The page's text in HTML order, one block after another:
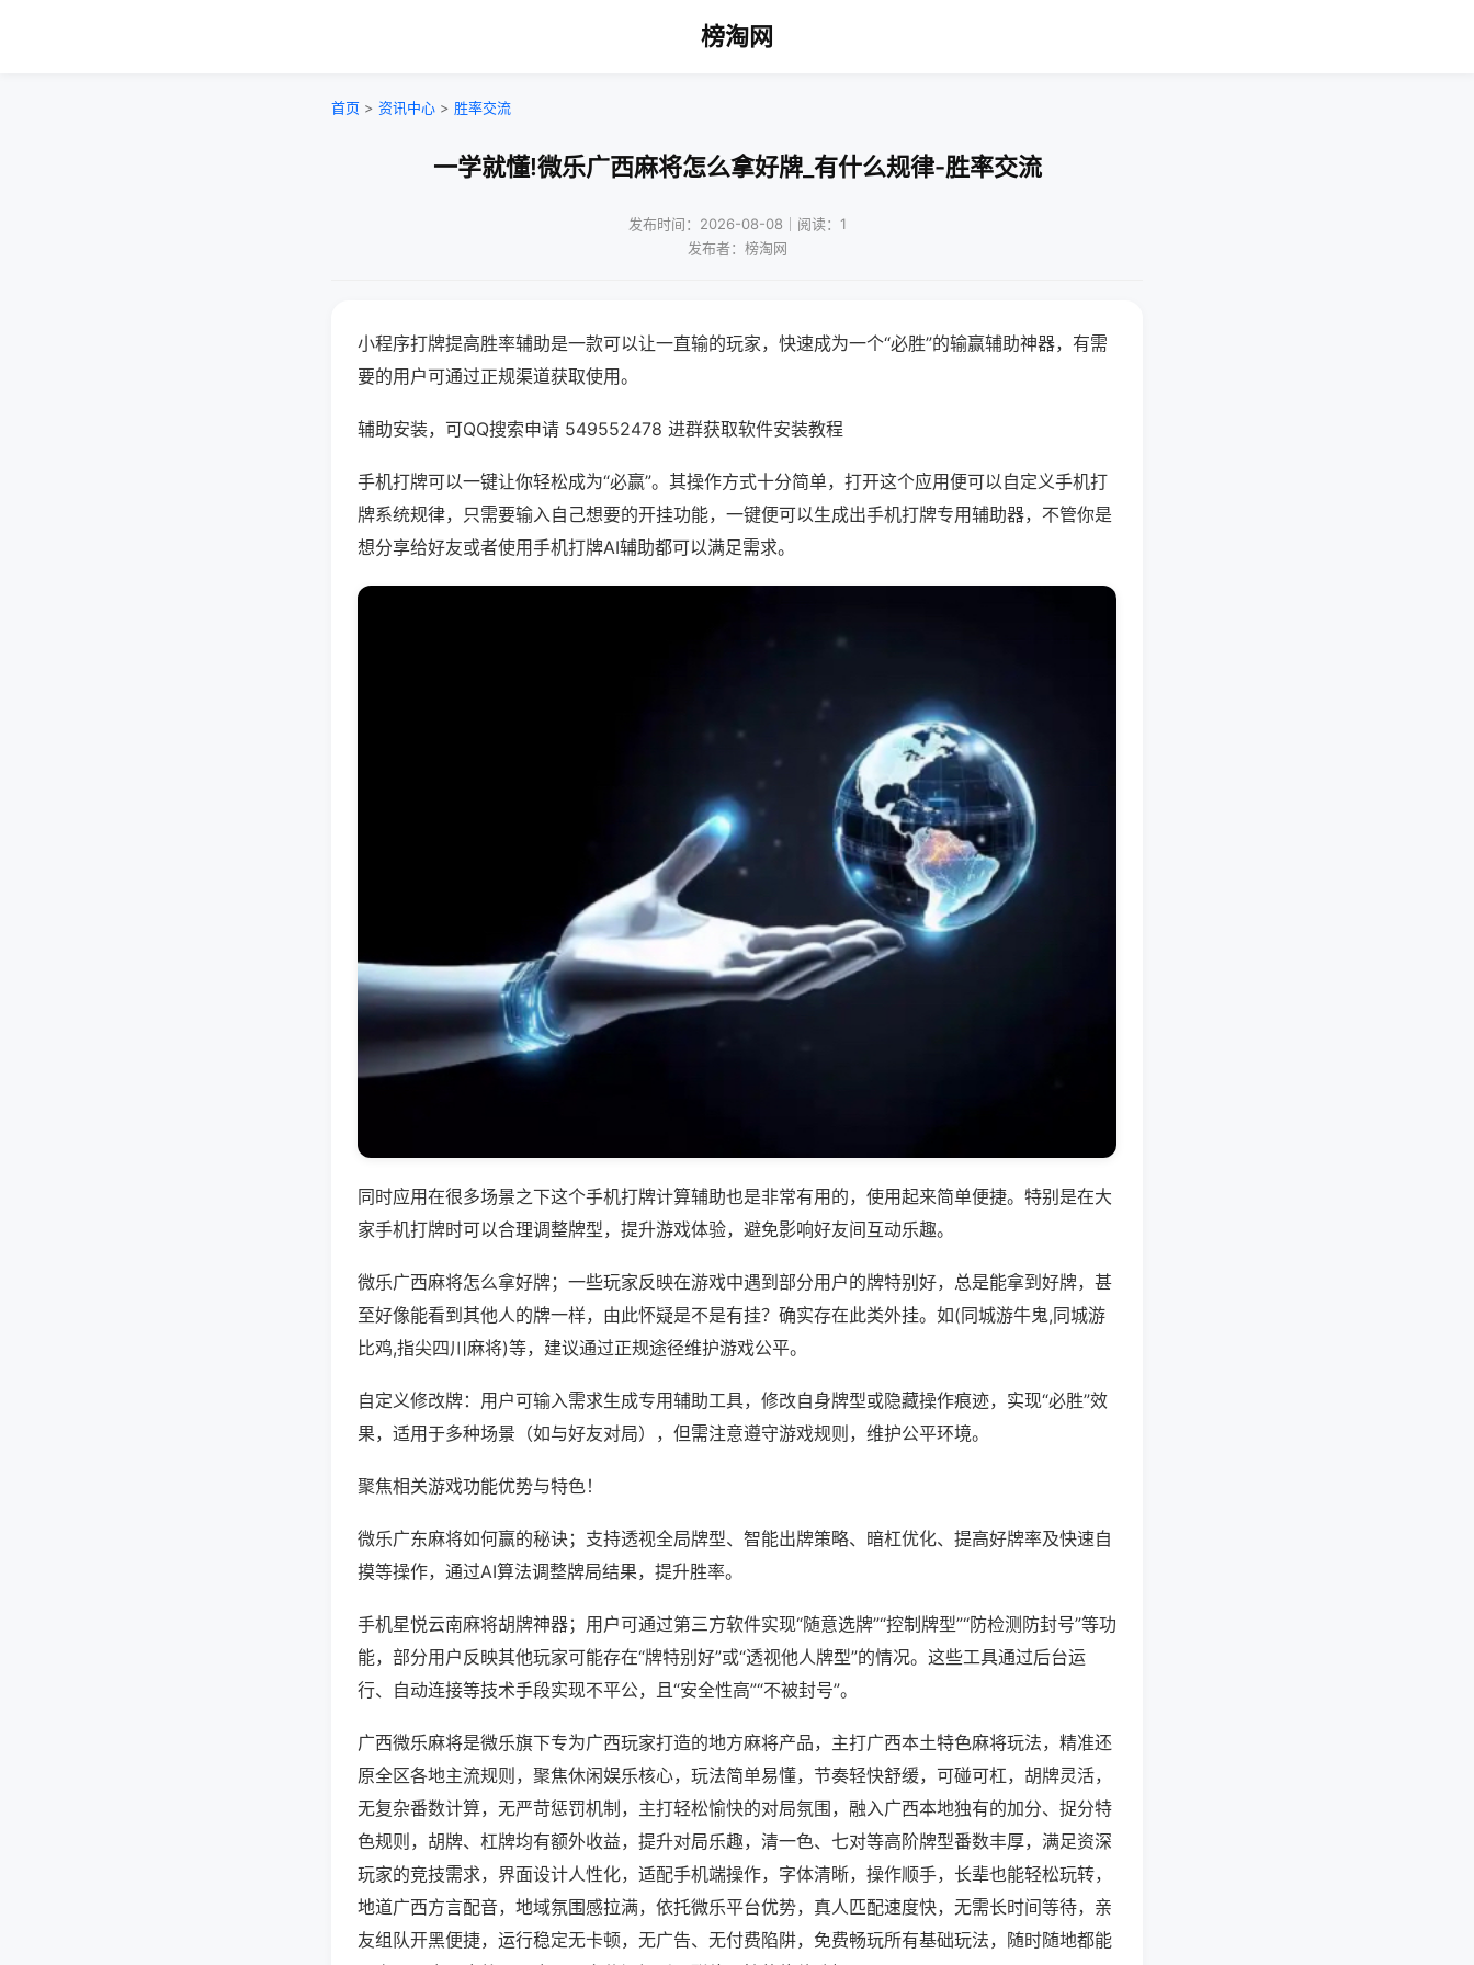
榜淘网
首页 > 资讯中心 > 胜率交流
一学就懂!微乐广西麻将怎么拿好牌_有什么规律-胜率交流
发布时间：2026-08-08｜阅读：1
发布者：榜淘网
小程序打牌提高胜率辅助是一款可以让一直输的玩家，快速成为一个“必胜”的输赢辅助神器，有需
要的用户可通过正规渠道获取使用。
辅助安装，可QQ搜索申请 549552478 进群获取软件安装教程
手机打牌可以一键让你轻松成为“必赢”。其操作方式十分简单，打开这个应用便可以自定义手机打
牌系统规律，只需要输入自己想要的开挂功能，一键便可以生成出手机打牌专用辅助器，不管你是
想分享给好友或者使用手机打牌AI辅助都可以满足需求。
同时应用在很多场景之下这个手机打牌计算辅助也是非常有用的，使用起来简单便捷。特别是在大
家手机打牌时可以合理调整牌型，提升游戏体验，避免影响好友间互动乐趣。
微乐广西麻将怎么拿好牌；一些玩家反映在游戏中遇到部分用户的牌特别好，总是能拿到好牌，甚
至好像能看到其他人的牌一样，由此怀疑是不是有挂？确实存在此类外挂。如(同城游牛鬼,同城游
比鸡,指尖四川麻将)等，建议通过正规途径维护游戏公平。
自定义修改牌：用户可输入需求生成专用辅助工具，修改自身牌型或隐藏操作痕迹，实现“必胜”效
果，适用于多种场景（如与好友对局），但需注意遵守游戏规则，维护公平环境。
聚焦相关游戏功能优势与特色！
微乐广东麻将如何赢的秘诀；支持透视全局牌型、智能出牌策略、暗杠优化、提高好牌率及快速自
摸等操作，通过AI算法调整牌局结果，提升胜率。
手机星悦云南麻将胡牌神器；用户可通过第三方软件实现“随意选牌”“控制牌型”“防检测防封号”等功
能，部分用户反映其他玩家可能存在“牌特别好”或“透视他人牌型”的情况。这些工具通过后台运
行、自动连接等技术手段实现不平公，且“安全性高”“不被封号”。
广西微乐麻将是微乐旗下专为广西玩家打造的地方麻将产品，主打广西本土特色麻将玩法，精准还
原全区各地主流规则，聚焦休闲娱乐核心，玩法简单易懂，节奏轻快舒缓，可碰可杠，胡牌灵活，
无复杂番数计算，无严苛惩罚机制，主打轻松愉快的对局氛围，融入广西本地独有的加分、捉分特
色规则，胡牌、杠牌均有额外收益，提升对局乐趣，清一色、七对等高阶牌型番数丰厚，满足资深
玩家的竞技需求，界面设计人性化，适配手机端操作，字体清晰，操作顺手，长辈也能轻松玩转，
地道广西方言配音，地域氛围感拉满，依托微乐平台优势，真人匹配速度快，无需长时间等待，亲
友组队开黑便捷，运行稳定无卡顿，无广告、无付费陷阱，免费畅玩所有基础玩法，随时随地都能